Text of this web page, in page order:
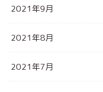
2021年9月
2021年8月
2021年7月